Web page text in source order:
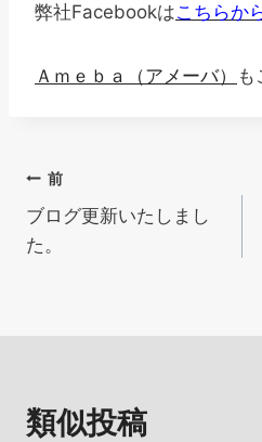
弊社Facebookはこちらか
Ａｍｅｂａ（アメーバ） も
投
稿
ー
前
ブログ更新いたしまし
た。
類似投稿